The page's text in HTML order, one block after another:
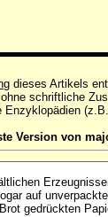
dieses Artikels
schriftliche
Enzyklopädien
Version von
auf
gedrückten